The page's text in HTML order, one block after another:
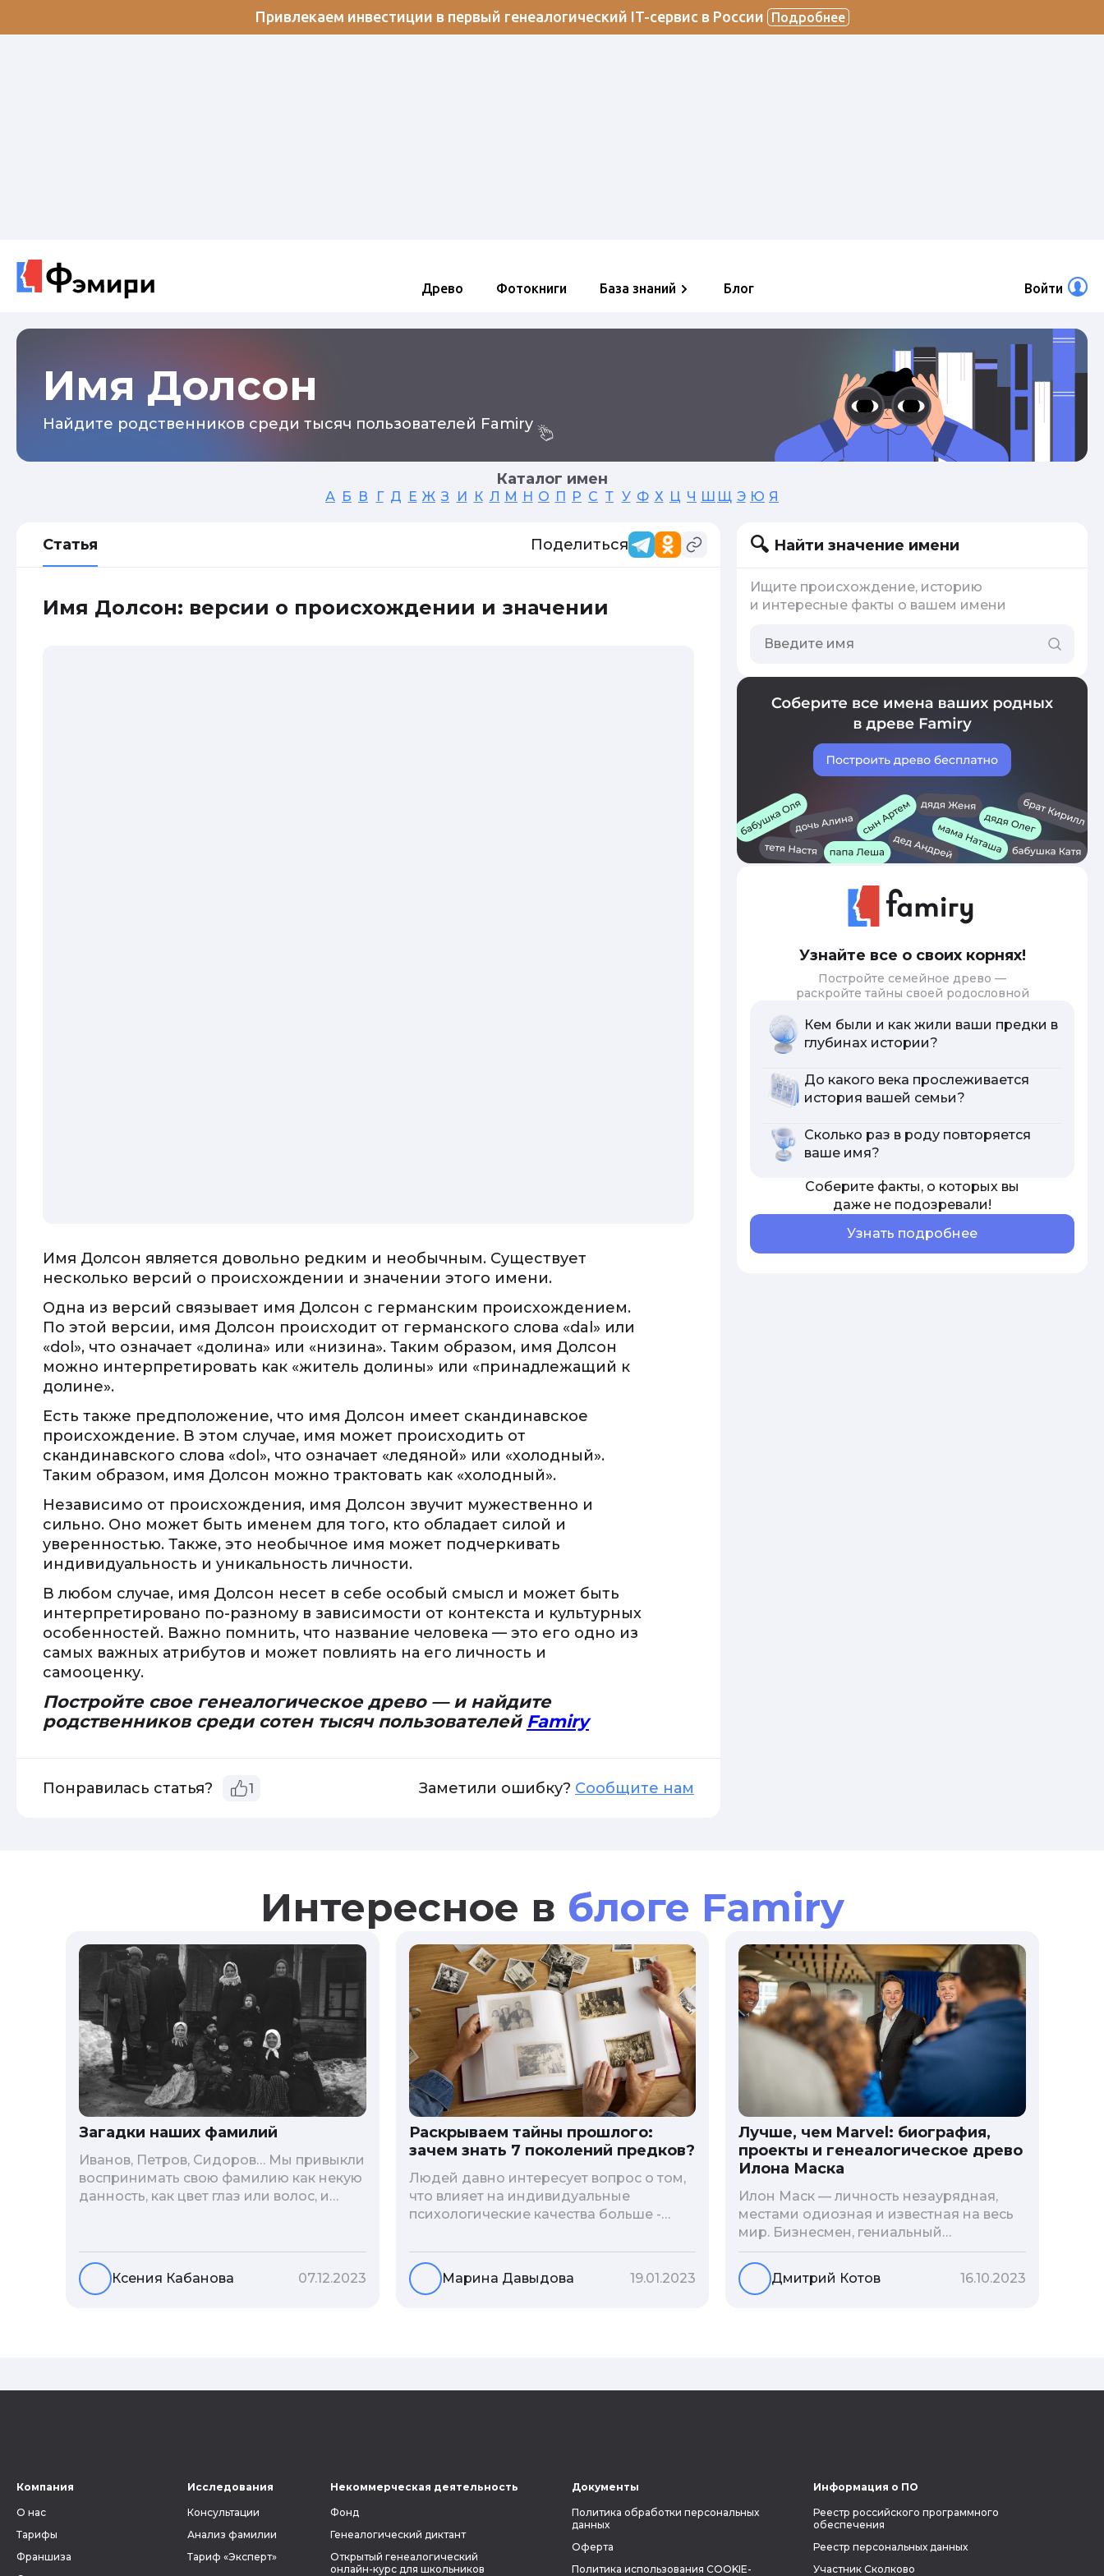
Привлекаем инвестиции в первый генеалогический IT-сервис в России Подробнее
Древо Фотокниги База знаний Блог Войти
Имя Долсон
Найдите родственников среди тысяч пользователей Famiry
Каталог имен
А Б В Г Д Е Ж З И К Л М Н О П Р С Т У Ф Х Ц Ч Ш Щ Э Ю Я
Статья Поделиться
Имя Долсон: версии о происхождении и значении
Имя Долсон является довольно редким и необычным. Существует
несколько версий о происхождении и значении этого имени.
Одна из версий связывает имя Долсон с германским происхождением.
По этой версии, имя Долсон происходит от германского слова «dal» или
«dol», что означает «долина» или «низина». Таким образом, имя Долсон
можно интерпретировать как «житель долины» или «принадлежащий к
долине».
Есть также предположение, что имя Долсон имеет скандинавское
происхождение. В этом случае, имя может происходить от
скандинавского слова «dol», что означает «ледяной» или «холодный».
Таким образом, имя Долсон можно трактовать как «холодный».
Независимо от происхождения, имя Долсон звучит мужественно и
сильно. Оно может быть именем для того, кто обладает силой и
уверенностью. Также, это необычное имя может подчеркивать
индивидуальность и уникальность личности.
В любом случае, имя Долсон несет в себе особый смысл и может быть
интерпретировано по-разному в зависимости от контекста и культурных
особенностей. Важно помнить, что название человека — это его одно из
самых важных атрибутов и может повлиять на его личность и
самооценку.
Постройте свое генеалогическое древо — и найдите
родственников среди сотен тысяч пользователей Famiry
Понравилась статья? 1 Заметили ошибку? Сообщите нам
Найти значение имени
Ищите происхождение, историю
и интересные факты о вашем имени
Узнайте все о своих корнях!
Постройте семейное древо —
раскройте тайны своей родословной
Кем были и как жили ваши предки в
глубинах истории?
До какого века прослеживается
история вашей семьи?
Сколько раз в роду повторяется
ваше имя?
Соберите факты, о которых вы
даже не подозревали!
Узнать подробнее
Интересное в блоге Famiry
Загадки наших фамилий
Иванов, Петров, Сидоров… Мы привыкли
воспринимать свою фамилию как некую
данность, как цвет глаз или волос, и
неблагозвучной или, наоборот,
«дворянской» фамилией, и какие
секреты она может раскрыть о судьбе
Ксения Кабанова 07.12.2023
Раскрываем тайны прошлого:
зачем знать 7 поколений предков?
Людей давно интересует вопрос о том,
что влияет на индивидуальные
психологические качества больше -
человека. В астрологической практике
существует понятие геноскоп - влияние
семи поколений предков на судьбу
Марина Давыдова 19.01.2023
Лучше, чем Marvel: биография,
проекты и генеалогическое древо
Илона Маска
Илон Маск — личность незаурядная,
местами одиозная и известная на весь
мир. Бизнесмен, гениальный
изобретатель и миллиардер, живой
прообраз экранного Железного
человека — настоящий супергерой в
поделиться с читателями блога фактами
Дмитрий Котов 16.10.2023
Компания
О нас
Тарифы
Франшиза
Исследования
Консультации
Анализ фамилии
Тариф «Эксперт»
Некоммерческая деятельность
Фонд
Генеалогический диктант
Открытый генеалогический
онлайн-курс для школьников
Документы
Политика обработки персональных
данных
Оферта
Политика использования COOKIE-
Информация о ПО
Реестр российского программного
обеспечения
Реестр персональных данных
Участник Сколково